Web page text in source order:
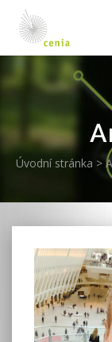
Úvodní stránka >